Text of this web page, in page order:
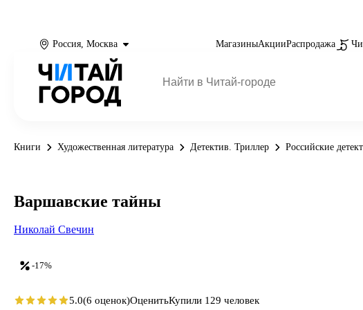
Россия, Москва МагазиныАкцииРаспродажа
Книги Художественная литература Детектив. Триллер Российские
-17%
Варшавские тайны
Николай Свечин
5.0(6 оценок)ОценитьКупили 129 человек